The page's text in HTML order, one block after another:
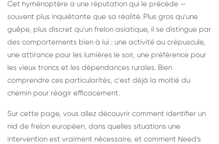
Cet hyménoptère a une réputation qui le précède —
souvent plus inquiétante que sa réalité. Plus gros qu'une
guêpe, plus discret qu'un frelon asiatique, il se distingue par
des comportements bien à lui : une activité au crépuscule,
une attirance pour les lumières le soir, une préférence pour
les vieux troncs et les dépendances rurales. Bien
comprendre ces particularités, c'est déjà la moitié du
chemin pour réagir efficacement.
Sur cette page, vous allez découvrir comment identifier un
nid de frelon européen, dans quelles situations une
intervention est vraiment nécessaire, et comment Need's